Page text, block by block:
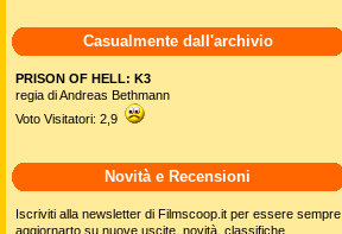
Casualmente dall'archivio
PRISON OF HELL: K3
regia di Andreas Bethmann
Voto Visitatori: 2,9
Novità e Recensioni
Iscriviti alla newsletter di Filmscoop.it per essere sempre
aggiornarto su nuove uscite, novità, classifiche